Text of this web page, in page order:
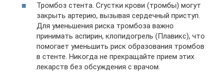
Тромбоз стента. Сгустки крови (тромбы) могут
закрыть артерию, вызывая сердечный приступ.
Для уменьшения риска тромбоза важно
принимать аспирин, клопидогрель (Плавикс), что
помогает уменьшить риск образования тромбов
в стенте. Никогда не прекращайте прием этих
лекарств без обсуждения с врачом.